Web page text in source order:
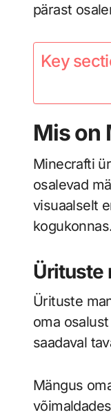
pärast
Key
Mis on
Minecrafti
osalevad
visuaalselt
Ürituste
Ürituste
oma
saadaval
Mängus